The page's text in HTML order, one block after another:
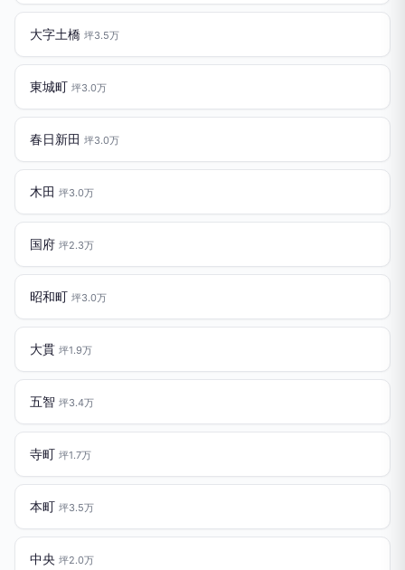
大字土橋 坪3.5万
東城町 坪3.0万
春日新田 坪3.0万
木田 坪3.0万
国府 坪2.3万
昭和町 坪3.0万
大貫 坪1.9万
五智 坪3.4万
寺町 坪1.7万
本町 坪3.5万
中央 坪2.0万